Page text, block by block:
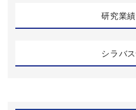
研究業
シラバ